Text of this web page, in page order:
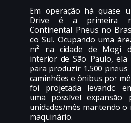
Em operação há quase
Drive é a primeira
Continental Pneus no
do Sul. Ocupando uma
m² na cidade de Mogi
interior de São Paulo, ela
para produzir 1.500 pneus
caminhões e ônibus por
foi projetada levando
uma possível expansão
unidades/mês mantendo o
maquinário.